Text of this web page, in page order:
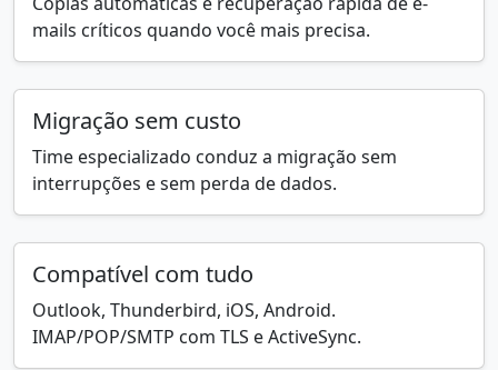
mails críticos quando você mais precisa.
Migração sem custo
Time especializado conduz a migração sem
interrupções e sem perda de dados.
Compatível com tudo
Outlook, Thunderbird, iOS, Android.
IMAP/POP/SMTP com TLS e ActiveSync.